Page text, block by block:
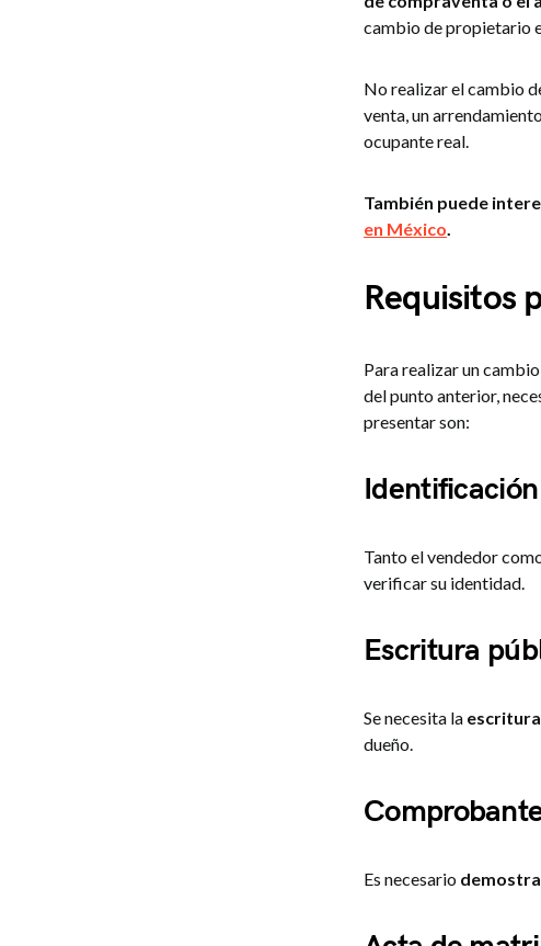
cambio de propietario
No realizar el cambio
venta, un
ocupante real.
También puede
en México.
Requisitos
Para realizar un
del punto anterior,
presentar son:
Tanto el vendedor
verificar su identidad.
Escritura
Se necesita la
dueño.
Es necesario